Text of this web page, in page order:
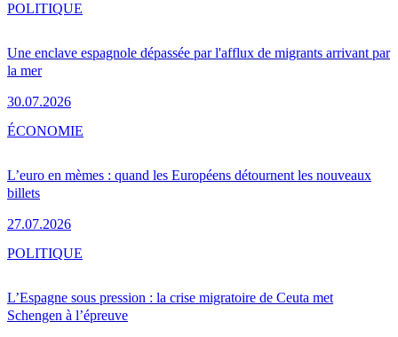
Une enclave espagnole dépassée par l'afflux de migrants arrivant par
la mer
30.07.2026
POLITIQUE
L’euro en mèmes : quand les Européens détournent les nouveaux
billets
27.07.2026
ÉCONOMIE
L’Espagne sous pression : la crise migratoire de Ceuta met
Schengen à l’épreuve
POLITIQUE